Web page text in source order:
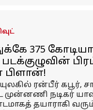
₹375
ரன்பீர் கபூர்,
நடிகர்
தயாராகி